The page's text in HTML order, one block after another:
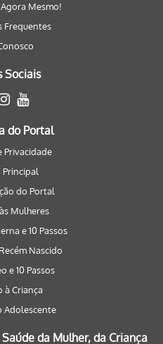
Mesmo!
Frequentes
Sociais
do Portal
Privacidade
Principal
do Portal
Mulheres
e 10 Passos
Nascido
e 10 Passos
à Criança
Adolescente
da Mulher, da Criança